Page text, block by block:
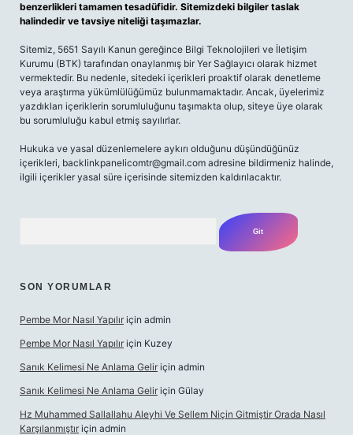
benzerlikleri tamamen tesadüfidir. Sitemizdeki bilgiler taslak
halindedir ve tavsiye niteliği taşımazlar.
Sitemiz, 5651 Sayılı Kanun gereğince Bilgi Teknolojileri ve İletişim
Kurumu (BTK) tarafından onaylanmış bir Yer Sağlayıcı olarak hizmet
vermektedir. Bu nedenle, sitedeki içerikleri proaktif olarak denetleme
veya araştırma yükümlülüğümüz bulunmamaktadır. Ancak, üyelerimiz
yazdıkları içeriklerin sorumluluğunu taşımakta olup, siteye üye olarak
bu sorumluluğu kabul etmiş sayılırlar.
Hukuka ve yasal düzenlemelere aykırı olduğunu düşündüğünüz
içerikleri, backlinkpanelicomtr@gmail.com adresine bildirmeniz halinde,
ilgili içerikler yasal süre içerisinde sitemizden kaldırılacaktır.
SON YORUMLAR
Pembe Mor Nasıl Yapılır için admin
Pembe Mor Nasıl Yapılır için Kuzey
Sanık Kelimesi Ne Anlama Gelir için admin
Sanık Kelimesi Ne Anlama Gelir için Gülay
Hz Muhammed Sallallahu Aleyhi Ve Sellem Niçin Gitmiştir Orada Nasıl
Karşılanmıştır için admin